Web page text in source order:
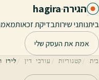
דלג לתוכן הראשי
הגירה·
hagira
ביתנותני שירותבדיקת זכאות
אמת את העסק שלי
בית קטגוריות עורכי דין